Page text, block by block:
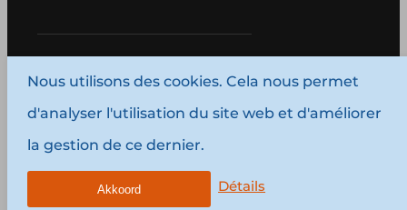
www.louwersmediagroep.com
© 1987 - 2026 Louwers Media Group.
Conditions générales d'utilisation
Nous utilisons des cookies. Cela nous permet
d'analyser l'utilisation du site web et d'améliorer
la gestion de ce dernier.
Détails
Akkoord